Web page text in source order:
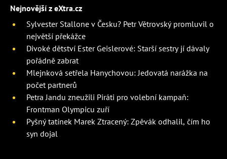
Nejnovější z eXtra.cz
Sylvester Stallone v Česku? Petr Větrovský promluvil o
největší překážce
Divoké dětství Ester Geislerové: Starší sestry jí dávaly
pořádně zabrat
Mlejnková setřela Hanychovou: Jedovatá narážka na
počet partnerů
Petra Jandu zneužili Piráti pro volební kampaň:
Frontman Olympicu zuří
Pyšný tatínek Marek Ztracený: Zpěvák odhalil, čím ho
syn dojal